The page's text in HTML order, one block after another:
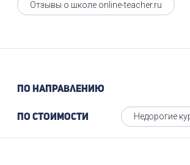
Отзывы о школе online-teacher.ru
По направлению
По стоимости Недорогие